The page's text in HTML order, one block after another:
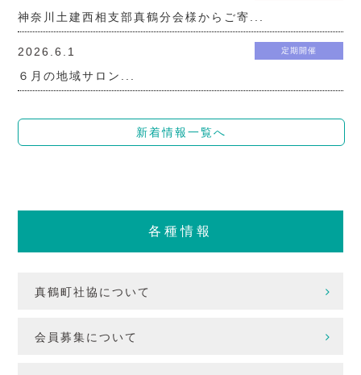
神奈川土建西相支部真鶴分会様からご寄...
2026.6.1 定期開催
６月の地域サロン...
新着情報一覧へ
各種情報
真鶴町社協について
会員募集について